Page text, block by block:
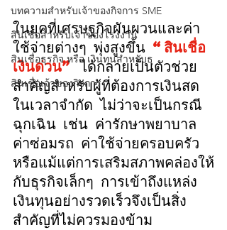
บทความสำหรับเจ้าของกิจการ SME
สินเชื่อสำหรับเจ้าของโรงงาน
สินเชื่อธุรกิจ หรือ เงินทุนสำหรับธุ
สินเชื่อเจ้าของกิจการ
ในยุคที่เศรษฐกิจผันผวนและค่า
ใช้จ่ายต่างๆ พุ่งสูงขึ้น “ สินเชื่อ
เงินด่วน” ได้กลายเป็นตัวช่วย
สำคัญสำหรับผู้ที่ต้องการเงินสด
ในเวลาจำกัด ไม่ว่าจะเป็นกรณี
ฉุกเฉิน เช่น ค่ารักษาพยาบาล
ค่าซ่อมรถ ค่าใช้จ่ายครอบครัว
หรือแม้แต่การเสริมสภาพคล่องให้
กับธุรกิจเล็กๆ การเข้าถึงแหล่ง
เงินทุนอย่างรวดเร็วจึงเป็นสิ่ง
สำคัญที่ไม่ควรมองข้าม